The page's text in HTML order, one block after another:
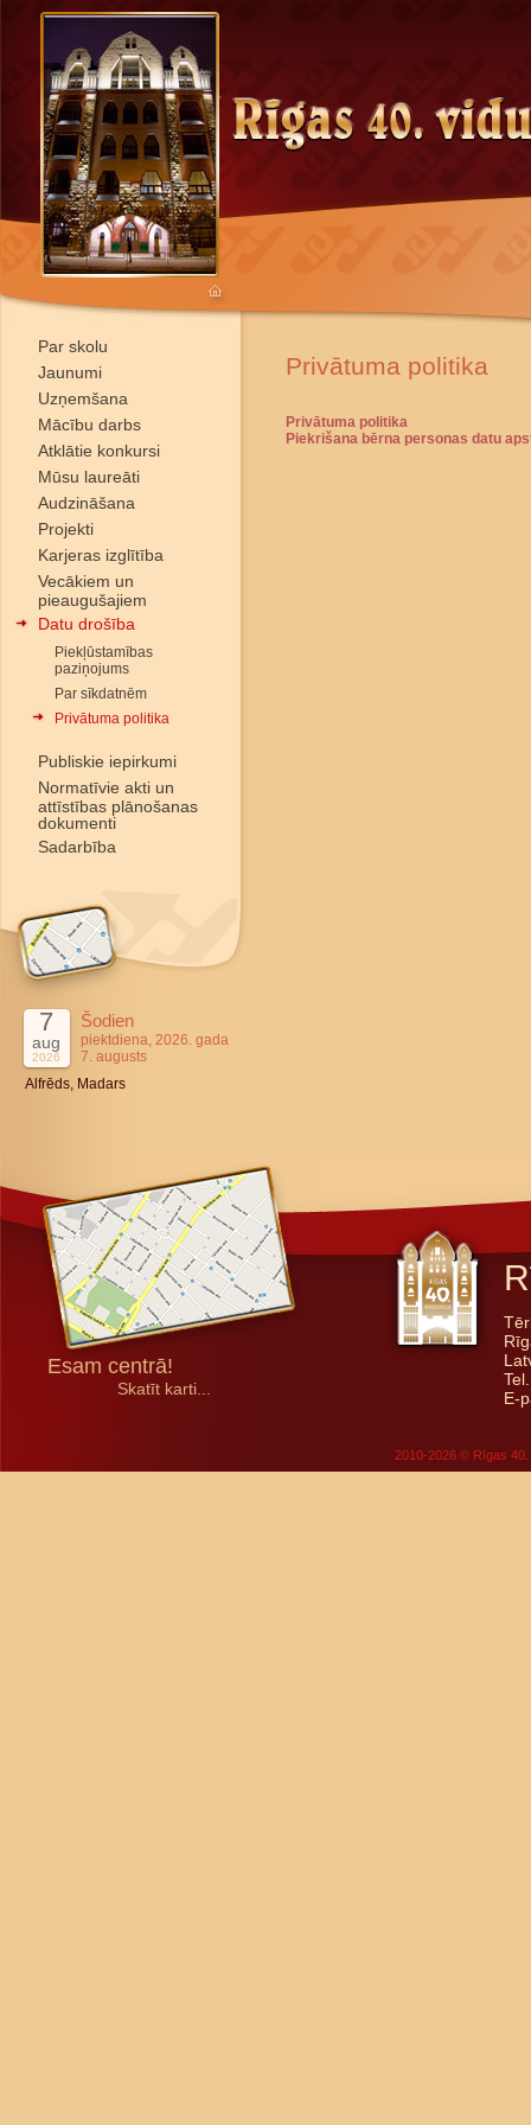
Par skolu
Jaunumi
Uzņemšana
Mācību darbs
Atklātie konkursi
Mūsu laureāti
Audzināšana
Projekti
Karjeras izglītība
Vecākiem un
pieaugušajiem
Datu drošība
Piekļūstamības
paziņojums
Par sīkdatnēm
Privātuma politika
Publiskie iepirkumi
Normatīvie akti un
attīstības plānošanas
dokumenti
Sadarbība
7
aug
2026
Šodien
piektdiena, 2026. gada
7. augusts
Alfrēds, Madars
Privātuma politika
Privātuma politika
Piekrišana bērna personas datu
Esam centrā!
Skatīt karti...
E-
2010-2026 © Rīgas